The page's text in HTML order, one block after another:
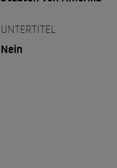
UNTERTITEL
Nein